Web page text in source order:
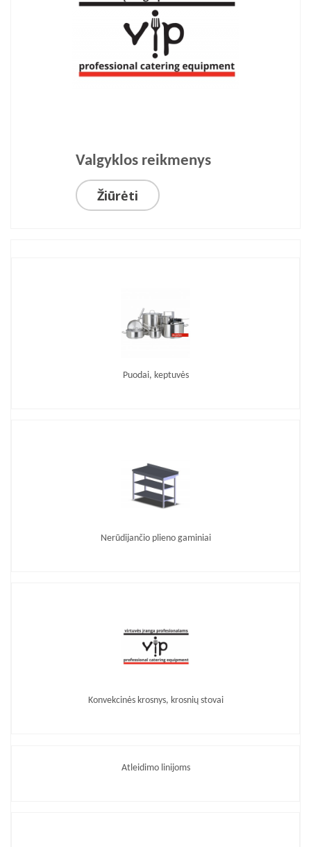
Valgyklos reikmenys
Žiūrėti
Puodai, keptuvės
Nerūdijančio plieno gaminiai
Konvekcinės krosnys, krosnių stovai
Atleidimo linijoms